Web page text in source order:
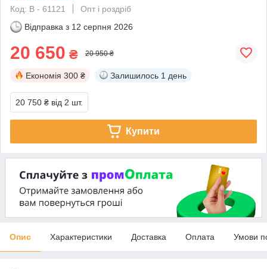
Код: В - 61121
Опт і роздріб
Відправка з 12 серпня 2026
20 650 ₴ 20 950 ₴
Економія 300 ₴ Залишилось 1 день
20 750 ₴ від 2 шт.
Купити
Опис Характеристики Доставка Оплата Умови